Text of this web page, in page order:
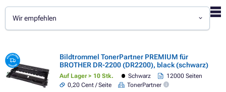
Wir empfehlen
Bildtrommel TonerPartner PREMIUM für
BROTHER DR-2200 (DR2200), black (schwarz)
Auf Lager > 10 Stk. Schwarz
12000 Seiten
0,20 Cent / Seite
TonerPartner